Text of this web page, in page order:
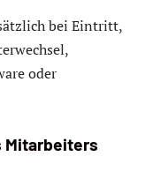
bei Eintritt,
oder
Mitarbeiters